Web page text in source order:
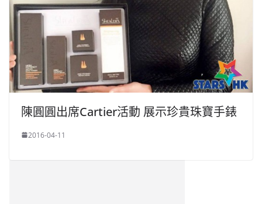
陳圓圓出席Cartier活動 展示珍貴珠寶手錶
2016-04-11